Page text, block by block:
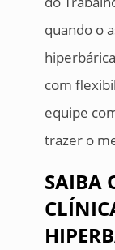
quando o
com
equipe
trazer o
SAIBA